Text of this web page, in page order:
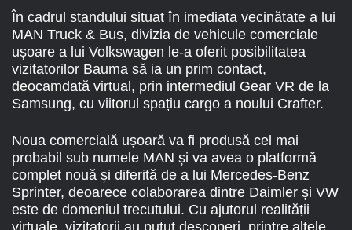
În cadrul standului situat în imediata vecinătate a lui
MAN Truck & Bus, divizia de vehicule comerciale
ușoare a lui Volkswagen le-a oferit posibilitatea
vizitatorilor Bauma să ia un prim contact,
deocamdată virtual, prin intermediul Gear VR de la
Samsung, cu viitorul spațiu cargo a noului Crafter.
Noua comercială ușoară va fi produsă cel mai
probabil sub numele MAN și va avea o platformă
complet nouă și diferită de a lui Mercedes-Benz
Sprinter, deoarece colaborarea dintre Daimler și VW
este de domeniul trecutului. Cu ajutorul realității